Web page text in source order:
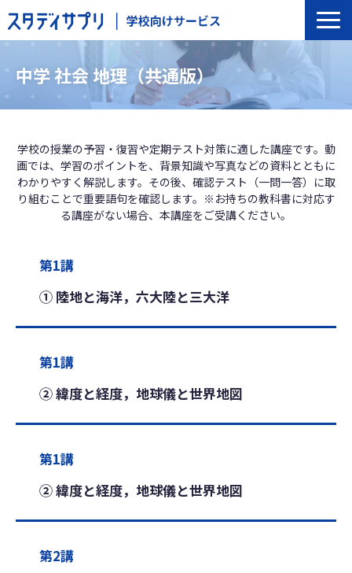
サービス一覧
選ばれる理由
導入の流れ
トップインタビュー
セミナー
よくあるご質問
中学 社会 地理（共通版）
学校の授業の予習・復習や定期テスト対策に適した講座です。動
画では、学習のポイントを、背景知識や写真などの資料とともに
わかりやすく解説します。その後、確認テスト（一問一答）に取
り組むことで重要語句を確認します。※お持ちの教科書に対応す
る講座がない場合、本講座をご受講ください。
第1講
① 陸地と海洋，六大陸と三大洋
第1講
② 緯度と経度，地球儀と世界地図
第1講
② 緯度と経度，地球儀と世界地図
第2講